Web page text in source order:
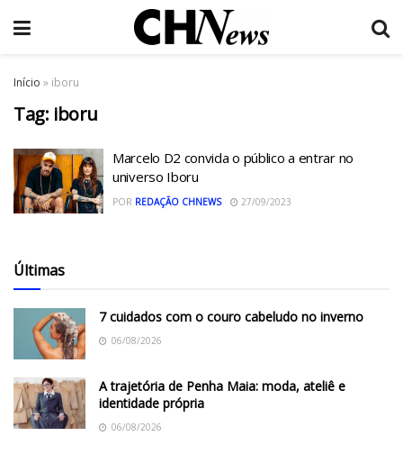
Início » iboru
Tag: iboru
Marcelo D2 convida o público a entrar no
universo Iboru
POR REDAÇÃO CHNEWS 27/09/2023
Últimas
7 cuidados com o couro cabeludo no inverno
06/08/2026
A trajetória de Penha Maia: moda, ateliê e
identidade própria
06/08/2026